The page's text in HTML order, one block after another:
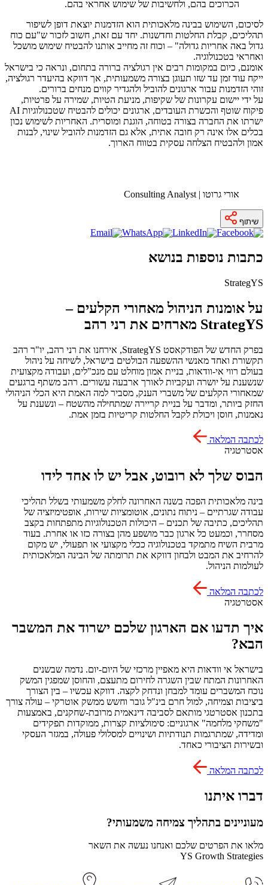
הכרוכים בהם, ולחשיבות של שימוש אחראי בהם.
לסיכום, השימוש בבינה מלאכותית הוא הזדמנות יוצאת דופן לשיפור
תהליכים, קבלת החלטות וחדשנות. יחד עם זאת, חשוב לזכור ש"עם כוח
גדול באה אחריות גדולה" – וכוח זה מחייב אותנו להבטיח שימוש מושכל
ואחראי בטכנולוגיה.
אומנם, כיום במקומות רבים אין רגולציה ברורה בתחום, ונראה כי בישראל
ייקח עוד זמן עד שזו תעוגן בצורה משמעותית, אך דווקא בהיעדר רגולציה,
זוהי הזדמנות עבור ארגונים להוביל ולהגדיר קווים מנחים ברורים.
על ידי יישום עקרונות של שקיפות, מניעת הטיות, שמירה על פרטיות,
פיקוח שוטף והכשרת העובדים, ארגונים יכולים להבטיח שטכנולוגיות AI
ישרתו את החברה בצורה בטוחה, הוגנת ומוסרית. האחריות לשימוש נכון
בכלים אלו אינה רק חובה אתית, אלא גם הזדמנות להוביל שינוי, לבנות
אמון ולהבטיח הצלחה עסקית בטווח הארוך.
אורי גרוטו | Consulting Analyst
שיתוף
כתבות נוספות בנושא
StrategYS
על אומנות הניהול מאחורי הקלעים –
StrategYS מארחים את רני רהב
בפרק החדש של הפודקאסט StrategYS, אירחנו את רני רהב, יו"ר רהב
תקשורת ואחד מאנשי ההשפעה הבולטים בישראל, לשיחה על ניהול
בעולם רווי אי-וודאות, בניית אמון מוחלט עם מנכ"לים, ועבודה מקצועית
שנשענת על יושרה ועקביות לאורך ארבעה עשורים. רהב משתף ברגעים
שמאחורי הקלעים של משברי הענק, מסביר למה האמת היא הכלי הניהולי
החזק ביותר, ומדבר על בניית קריירה שמתחילה מהשטח – ונשענת על
נאמנות, חוסן ויכולת לקבל החלטות קריטיות בזמן אמת.
לכתבה המלאה
אסטרטגיה
הבוס שלך לא רובוט, אבל יש לו אחד לידו
בינה מלאכותית הפכה בשנה האחרונה לחלק משמעותי בשלל תהליכי
עבודה שגרתיים – ניתוח נתונים, אוטומציות שירות, אופטימיזציה של
תהליכים, כתיבה של תכנים – היכולות הטכנולוגיות מתפתחות בקצב
מסחרר, וכמעט כל ארגון כבר מושפע מהן בצורה כזו או אחרת. בעוד
מרבית השיח מתמקד בטכנולוגיה ככלי מקצועי או תפעולי, יש מקום
להרחיב את המבט ולבחון דווקא את תרומתה של הבינה המלאכותית
לעולמות הניהול.
לכתבה המלאה
אסטרטגיה
איך תדעו אם הארגון שלכם ישרוד את המשבר
הבא?
בישראל אי וודאות היא מאפיין מרכזי של היום-יום. נדמה שבשנים
האחרונות המתח שבין השגרה לחירום מתעצם, והחוסן שמפגין המשק
נוכח המשברים עומד למבחן ונדחק לקצה. דווקא עכשיו – בין הצורך
ביציבות וצמיחה, למול חרם בינ"ל גובר וחשש ממשק אוטרקי – עולה צורך
בתכנון אסטרטגי מותאם לסביבה דינאמית מרובת-שחקנים, באמצעות
"משחקי מלחמה" ארגוניים: סימולציות קצרות, ממוקדות תפקידים
ומדידה, שמתרגמות תנודתיות ושינויים למסלולי פעולה, במגזר העסקי
ובשירות הציבורי כאחד.
לכתבה המלאה
דברו איתנו
מעוניינים בתהליך צמיחה משמעותי?
מלאו את הפרטים שלכם ואנחנו נעשה את השאר
YS Growth Strategies